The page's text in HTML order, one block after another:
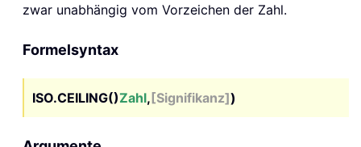
zwar unabhängig vom Vorzeichen der Zahl.
Formelsyntax
ISO.CEILING()Zahl,[Signifikanz])